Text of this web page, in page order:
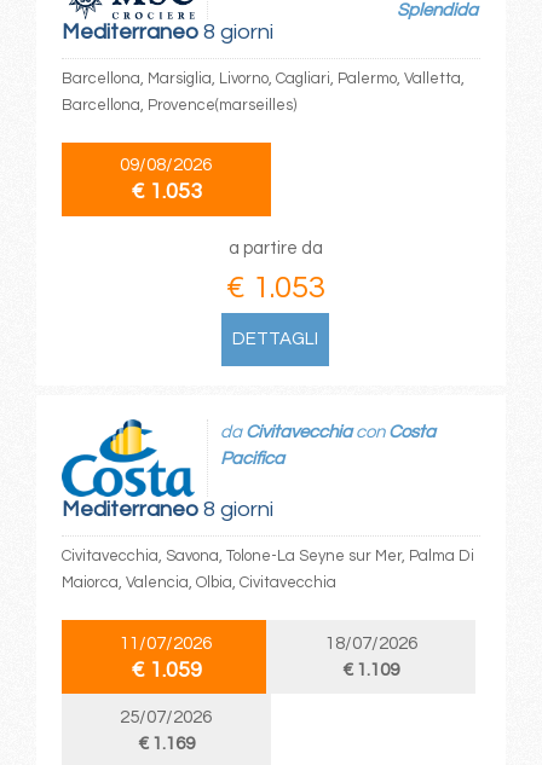
Mediterraneo8 giorni
Splendida
Barcellona, Marsiglia, Livorno, Cagliari, Palermo, Valletta,
Barcellona, Provence(marseilles)
09/08/2026
€ 1.053
a partire da
€ 1.053
DETTAGLI
Mediterraneo8 giorni
da Civitavecchiacon Costa
Pacifica
Civitavecchia, Savona, Tolone-La Seyne sur Mer, Palma Di
Maiorca, Valencia, Olbia, Civitavecchia
11/07/2026
€ 1.059
18/07/2026
€ 1.109
25/07/2026
€ 1.169